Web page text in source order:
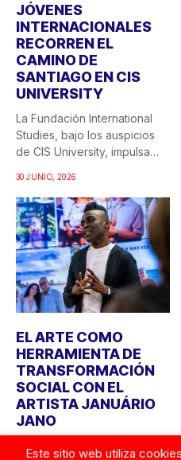
JÓVENES
INTERNACIONALES
RECORREN EL
CAMINO DE
SANTIAGO EN CIS
UNIVERSITY
La Fundación International
Studies, bajo los auspicios
de CIS University, impulsa
30 JUNIO, 2026
EL ARTE COMO
HERRAMIENTA DE
TRANSFORMACIÓN
SOCIAL CON EL
ARTISTA JANUÁRIO
JANO
Este sitio web utiliza